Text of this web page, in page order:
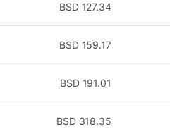
127.34
BSD
159.17
BSD
191.01
BSD
318.35
BSD